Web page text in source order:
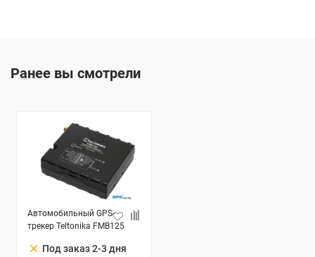
Ранее вы смотрели
Автомобильный GPS-
трекер Teltonika FMB125
clear Под заказ 2-3 дня